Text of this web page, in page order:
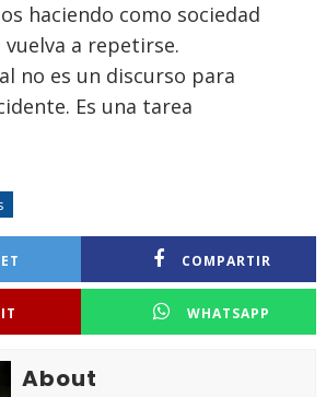
haciendo como sociedad
a repetirse.
no es un discurso para
Es una tarea
COMPARTIR
WHATSAPP
About